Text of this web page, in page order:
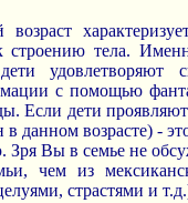
тела.
удовлетворяют
с помощью
Если дети
данном возрасте) -
Вы в семье не
чем из
страстями и